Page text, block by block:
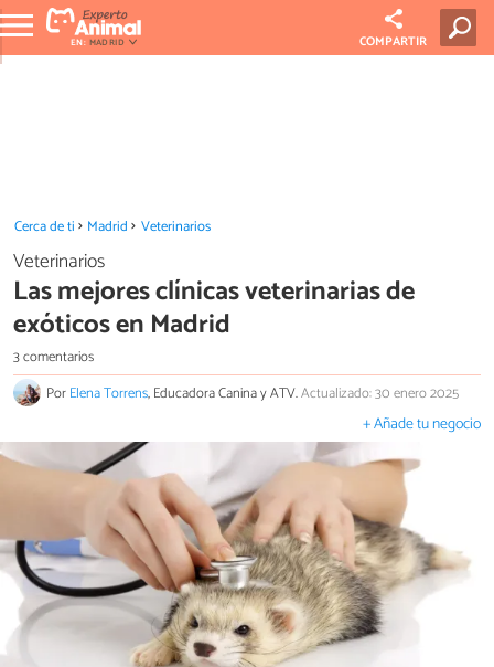
EN: MADRID COMPARTIR
Cerca de ti Madrid Veterinarios
Veterinarios
Las mejores clínicas veterinarias de
exóticos en Madrid
3 comentarios
PorElena Torrens, Educadora Canina y ATV.Actualizado: 30 enero 2025
+ Añade tu negocio